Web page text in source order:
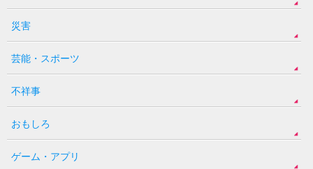
災害
芸能・スポーツ
不祥事
おもしろ
ゲーム・アプリ